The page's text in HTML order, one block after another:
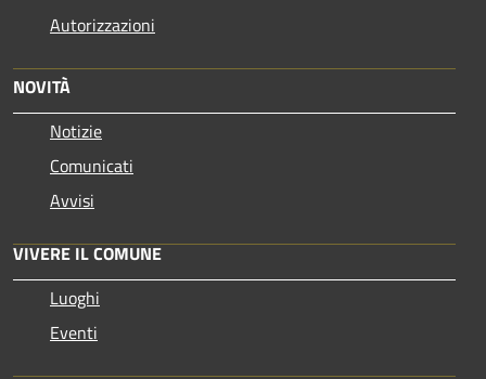
Autorizzazioni
NOVITÀ
Notizie
Comunicati
Avvisi
VIVERE IL COMUNE
Luoghi
Eventi